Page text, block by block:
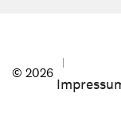
© 2026